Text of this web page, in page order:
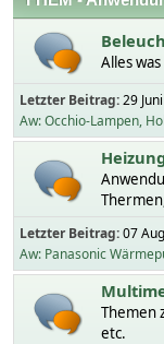
Alles
Letzter Beitrag:29
Aw: Occhio-Lampen,
Letzter Beitrag:07
Aw: Panasonic
Themen
etc.